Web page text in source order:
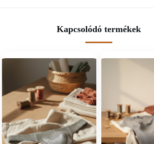
Kapcsolódó termékek